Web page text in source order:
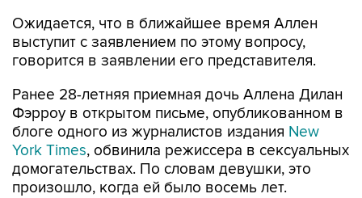
Ожидается, что в ближайшее время Аллен
выступит с заявлением по этому вопросу,
говорится в заявлении его представителя.
Ранее 28-летняя приемная дочь Аллена Дилан
Фэрроу в открытом письме, опубликованном в
блоге одного из журналистов издания New
York Times, обвинила режиссера в сексуальных
домогательствах. По словам девушки, это
произошло, когда ей было восемь лет.